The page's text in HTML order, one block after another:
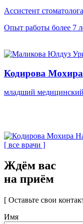
Ассистент стоматолога
Опыт работы более 7
Кодирова
младший
[ все врачи ]
Ждём вас
на приём
[ Оставьте свои
Имя